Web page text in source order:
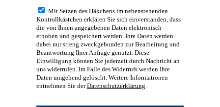
Mit Setzen des Häkchens im nebenstehenden
Kontrollkästchen erklären Sie sich einverstanden, dass
die von Ihnen angegebenen Daten elektronisch
erhoben und gespeichert werden. Ihre Daten werden
dabei nur streng zweckgebunden zur Bearbeitung und
Beantwortung Ihrer Anfrage genutzt. Diese
Einwilligung können Sie jederzeit durch Nachricht an
uns widerrufen. Im Falle des Widerrufs werden Ihre
Daten umgehend gelöscht. Weitere Informationen
entnehmen Sie derDatenschutzerklärung